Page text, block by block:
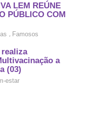
LEM REÚNE
PÚBLICO COM
, Famosos
realiza
a
(03)
estar